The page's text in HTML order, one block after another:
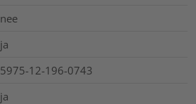
nee
ja
5975-12-196-0743
ja